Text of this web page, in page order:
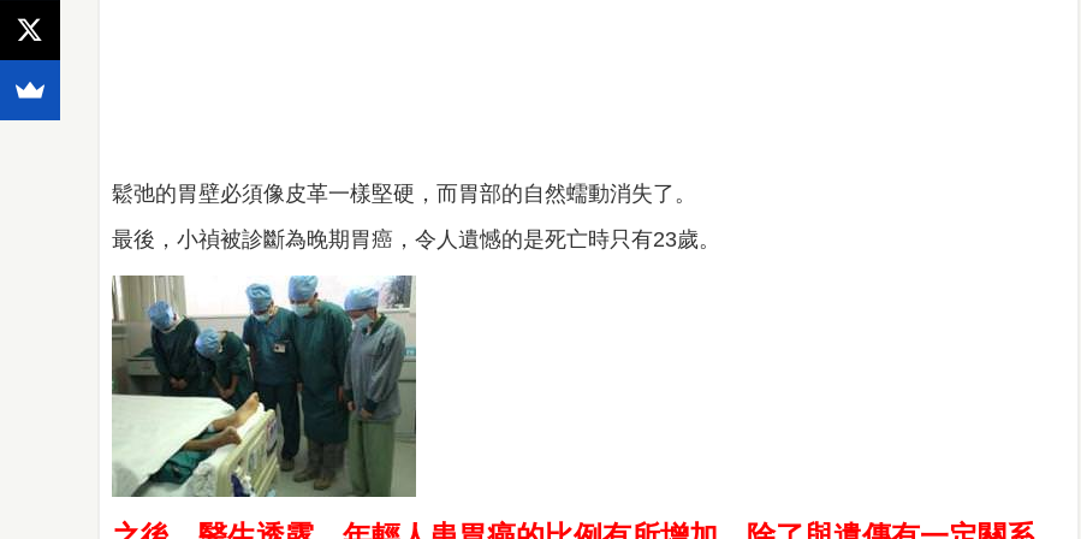
鬆弛的胃壁必須像皮革一樣堅硬，而胃部的自然蠕動消失了。
最後，小禎被診斷為晚期胃癌，令人遺憾的是死亡時只有23歲。